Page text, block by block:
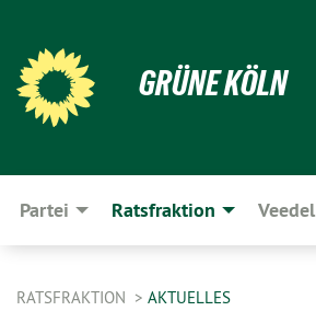
GRÜNE KÖLN
Partei Ratsfraktion Veedel
RATSFRAKTION AKTUELLES